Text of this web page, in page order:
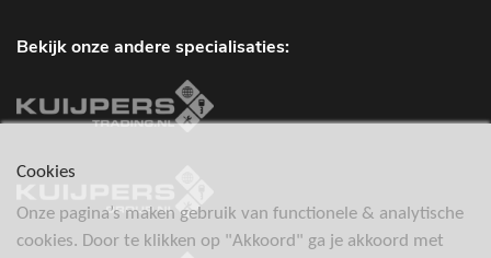
Bekijk onze andere specialisaties:
Cookies
Onze pagina’s maken gebruik van functionele & analytische
cookies. Door te klikken op "Akkoord" ga je akkoord met